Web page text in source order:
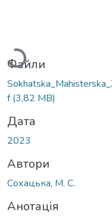
Вантажиться...
Файли
f(3,82 MB)
Дата
2023
Автори
Сохацька, М. С.
Анотація